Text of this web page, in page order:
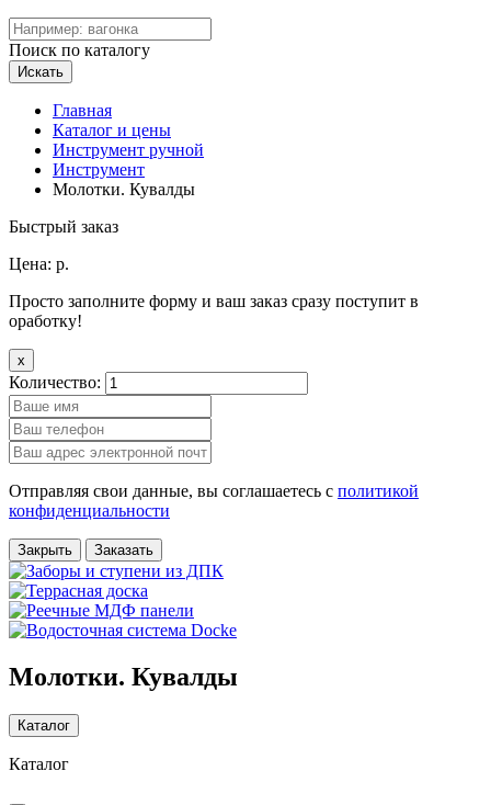
Поиск по каталогу
Искать
Главная
Каталог и цены
Инструмент ручной
Инструмент
Молотки. Кувалды
Быстрый заказ
Цена: р.
Просто заполните форму и ваш заказ сразу поступит в
оработку!
x
Количество:
Отправляя свои данные, вы соглашаетесь с политикой
конфиденциальности
Закрыть Заказать
Молотки. Кувалды
Каталог
Каталог